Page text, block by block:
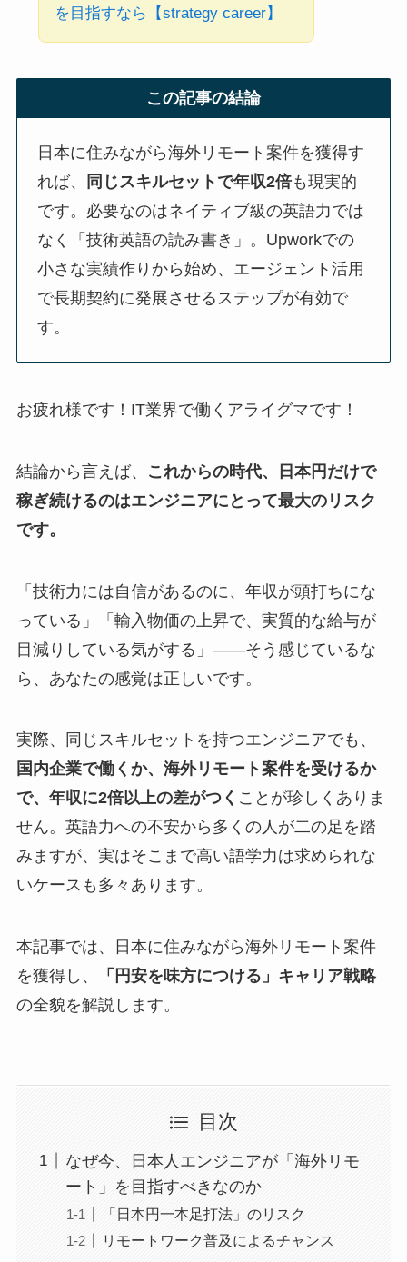
を目指すなら【strategy career】
この記事の結論
日本に住みながら海外リモート案件を獲得す
れば、
同じスキルセットで年収2倍も現実的
です。必要なのはネイティブ級の英語力では
なく「技術英語の読み書き」。Upworkでの
小さな実績作りから始め、エージェント活用
で長期契約に発展させるステップが有効で
す。
お疲れ様です！IT業界で働くアライグマです！
結論から言えば、
これからの時代、日本円だけで
稼ぎ続けるのはエンジニアにとって最大のリスク
です。
「技術力には自信があるのに、年収が頭打ちにな
っている」「輸入物価の上昇で、実質的な給与が
目減りしている気がする」——そう感じているな
ら、あなたの感覚は正しいです。
実際、同じスキルセットを持つエンジニアでも、
国内企業で働くか、海外リモート案件を受けるか
で、年収に2倍以上の差がつく ことが珍しくありま
せん。英語力への不安から多くの人が二の足を踏
みますが、実はそこまで高い語学力は求められな
いケースも多々あります。
本記事では、日本に住みながら海外リモート案件
を獲得し、
「円安を味方につける」キャリア戦略
の全貌を解説します。
目次
なぜ今、日本人エンジニアが「海外リモ
ート」を目指すべきなのか
「日本円一本足打法」のリスク
リモートワーク普及によるチャンス